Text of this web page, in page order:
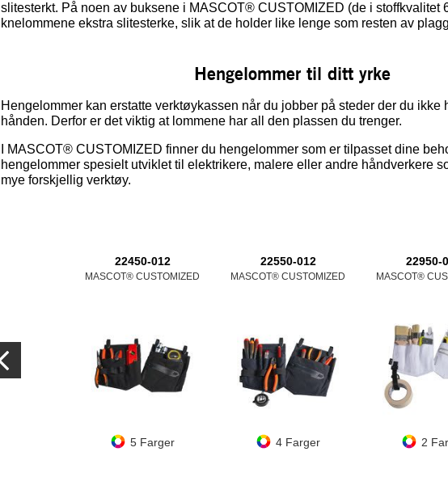
slitesterkt. På noen av buksene i MASCOT® CUSTOMIZED (de i stoffkvalitet
knelommene ekstra slitesterke, slik at de holder like lenge som resten av
Hengelommer til ditt yrke
Hengelommer kan erstatte verktøykassen når du jobber på steder der du ikke
hånden. Derfor er det viktig at lommene har all den plassen du trenger.
I MASCOT® CUSTOMIZED finner du hengelommer som er tilpasset dine
hengelommer spesielt utviklet til elektrikere, malere eller andre håndverkere
mye forskjellig verktøy.
22450-012
MASCOT® CUSTOMIZED
5 Farger
22550-012
MASCOT® CUSTOMIZED
4 Farger
22950-
MASCOT®
2